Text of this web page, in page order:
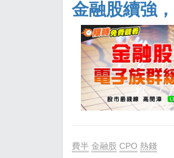
金融股續強
費半 金融股 CPO 熱錢